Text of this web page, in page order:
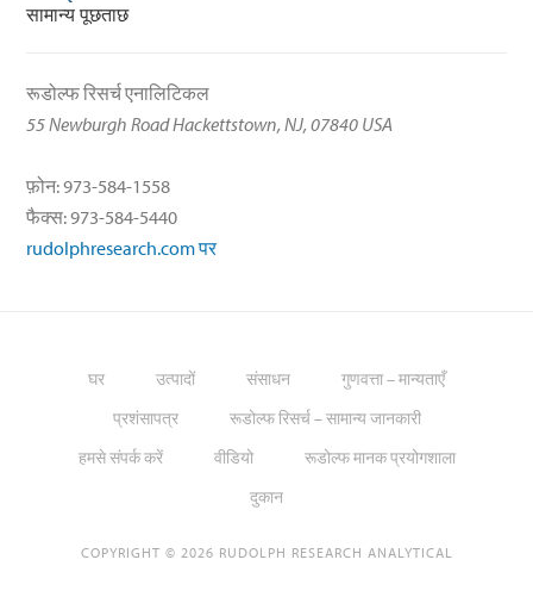
सामान्य पूछताछ
रूडोल्फ रिसर्च एनालिटिकल
55 Newburgh Road Hackettstown, NJ, 07840 USA
फ़ोन: 973-584-1558
फैक्स: 973-584-5440
rudolphresearch.com पर
घर उत्पादों संसाधन
गुणवत्ता – मान्यताएँ
प्रशंसापत्र
रूडोल्फ रिसर्च – सामान्य जानकारी
हमसे संपर्क करें
वीडियो
रूडोल्फ मानक प्रयोगशाला
दुकान
COPYRIGHT © 2026 RUDOLPH RESEARCH ANALYTICAL